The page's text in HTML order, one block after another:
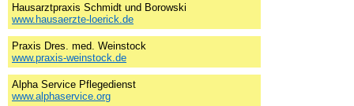
Hausarztpraxis Schmidt und Borowski
www.hausaerzte-loerick.de
Praxis Dres. med. Weinstock
www.praxis-weinstock.de
Alpha Service Pflegedienst
www.alphaservice.org